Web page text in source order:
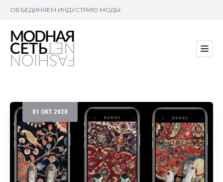
ОБЪЕДИНЯЕМ ИНДУСТРИЮ МОДЫ
01 ОКТ 2020